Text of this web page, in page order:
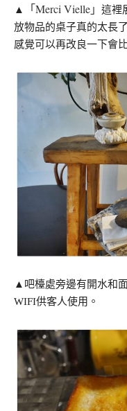
▲ 「Merci Vielle」
這裡
放物品的桌子真的太長
感覺可以再改良一下會
▲吧檯處旁邊有開水和
WIFI供客人使用。